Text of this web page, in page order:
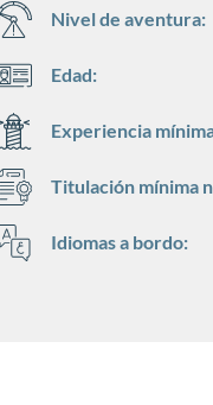
Nivel de aventura:
Edad:
Experiencia
Titulación mínima
Idiomas a bordo: